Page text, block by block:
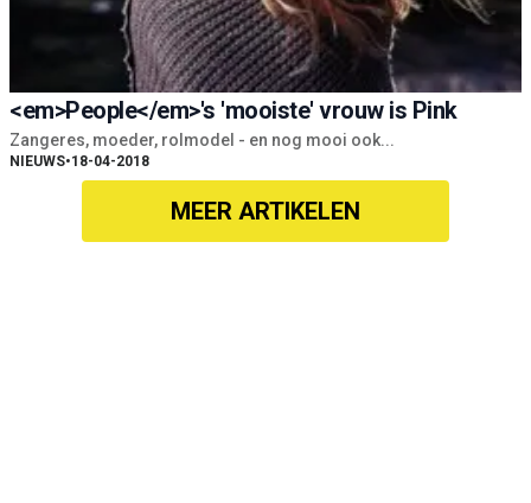
<em>People</em>'s 'mooiste' vrouw is Pink
Zangeres, moeder, rolmodel - en nog mooi ook...
NIEUWS•18-04-2018
MEER ARTIKELEN